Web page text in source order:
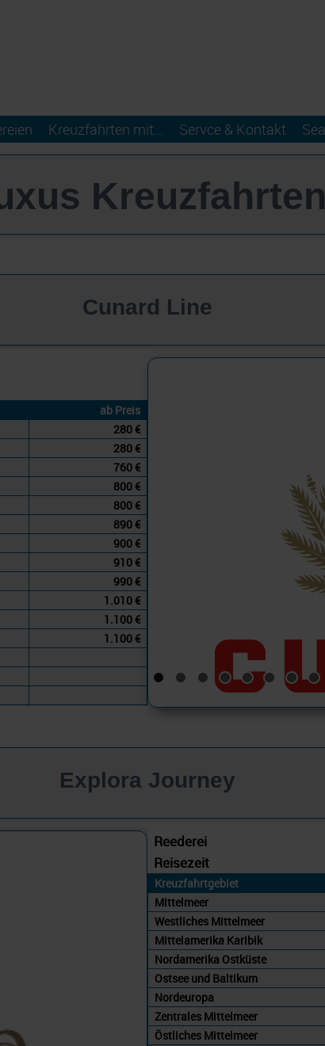
Kreuzfahrten mit... Servce & Kontakt
Kreuzfahrten
Cunard Line
ab Preis
280 €
280 €
760 €
800 €
800 €
890 €
900 €
910 €
990 €
1.010 €
1.100 €
1.100 €
Westliches
Explora Journey
Reederei
Reisezeit
Kreuzfahrtgebiet
Mittelmeer
Westliches Mittelmeer
Mittelamerika Karibik
Nordamerika Ostküste
Ostsee und Baltikum
Nordeuropa
Zentrales Mittelmeer
Östliches Mittelmeer